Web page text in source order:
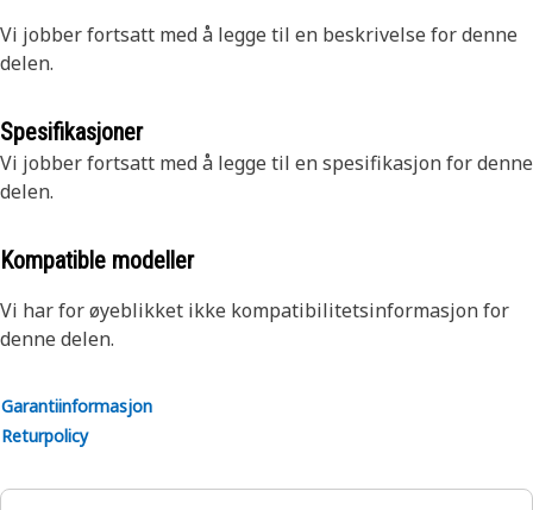
Vi jobber fortsatt med å legge til en beskrivelse for denne
delen.
Spesifikasjoner
Vi jobber fortsatt med å legge til en spesifikasjon for denne
delen.
Kompatible modeller
Vi har for øyeblikket ikke kompatibilitetsinformasjon for
denne delen.
Garantiinformasjon
Returpolicy